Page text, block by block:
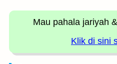
Mau pahala jariyah
Klik di sini